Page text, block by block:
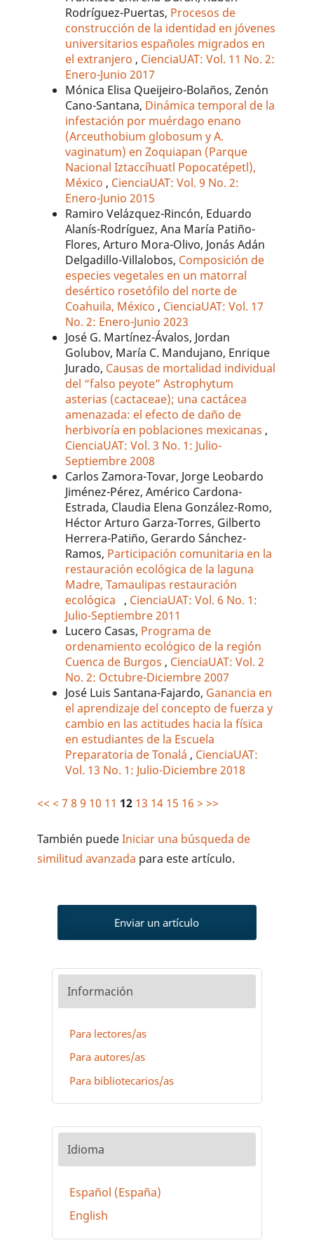
Rodríguez-Puertas, Procesos de
construcción de la identidad en jóvenes
universitarios españoles migrados en
el extranjero , CienciaUAT: Vol. 11 No. 2:
Enero-Junio 2017
Mónica Elisa Queijeiro-Bolaños, Zenón
Cano-Santana, Dinámica temporal de la
infestación por muérdago enano
(Arceuthobium globosum y A.
vaginatum) en Zoquiapan (Parque
Nacional Iztaccíhuatl Popocatépetl),
México , CienciaUAT: Vol. 9 No. 2:
Enero-Junio 2015
Ramiro Velázquez-Rincón, Eduardo
Alanís-Rodríguez, Ana María Patiño-
Flores, Arturo Mora-Olivo, Jonás Adán
Delgadillo-Villalobos, Composición de
especies vegetales en un matorral
desértico rosetófilo del norte de
Coahuila, México , CienciaUAT: Vol. 17
No. 2: Enero-Junio 2023
José G. Martínez-Ávalos, Jordan
Golubov, María C. Mandujano, Enrique
Jurado, Causas de mortalidad individual
del “falso peyote” Astrophytum
asterias (cactaceae); una cactácea
amenazada: el efecto de daño de
herbivoría en poblaciones mexicanas ,
CienciaUAT: Vol. 3 No. 1: Julio-
Septiembre 2008
Carlos Zamora-Tovar, Jorge Leobardo
Jiménez-Pérez, Américo Cardona-
Estrada, Claudia Elena González-Romo,
Héctor Arturo Garza-Torres, Gilberto
Herrera-Patiño, Gerardo Sánchez-
Ramos, Participación comunitaria en la
restauración ecológica de la laguna
Madre, Tamaulipas restauración
ecológica , CienciaUAT: Vol. 6 No. 1:
Julio-Septiembre 2011
Lucero Casas, Programa de
ordenamiento ecológico de la región
Cuenca de Burgos , CienciaUAT: Vol. 2
No. 2: Octubre-Diciembre 2007
José Luis Santana-Fajardo, Ganancia en
el aprendizaje del concepto de fuerza y
cambio en las actitudes hacia la física
en estudiantes de la Escuela
Preparatoria de Tonalá , CienciaUAT:
Vol. 13 No. 1: Julio-Diciembre 2018
<< < 7 8 9 10 11 12 13 14 15 16 > >>
También puedeIniciar una búsqueda de
similitud avanzada para este artículo.
Enviar un artículo
Información
Para lectores/as
Para autores/as
Para bibliotecarios/as
Idioma
Español (España)
English